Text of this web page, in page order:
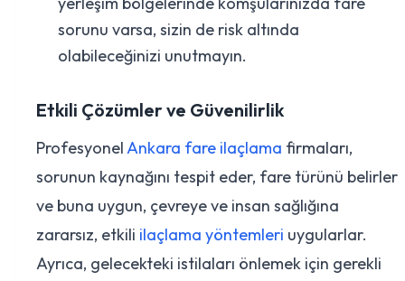
sorunu varsa, sizin de risk altında
olabileceğinizi unutmayın.
Etkili Çözümler ve Güvenilirlik
ProfesyonelAnkara fare ilaçlama firmaları,
sorunun kaynağını tespit eder, fare türünü belirler
ve buna uygun, çevreye ve insan sağlığına
zararsız, etkili ilaçlama yöntemleri uygularlar.
Ayrıca, gelecekteki istilaları önlemek için gerekli